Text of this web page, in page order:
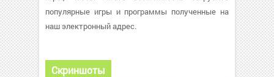
популярные игры и программы полученные на
наш электронный адрес.
Скриншоты